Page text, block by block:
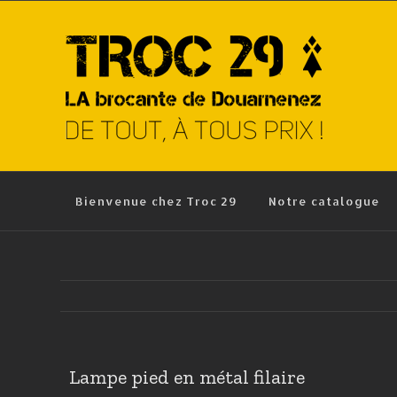
Bienvenue chez Troc 29 Notre catalogue
Lampe pied en métal filaire